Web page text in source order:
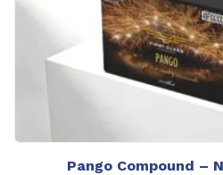
Pango Compound –